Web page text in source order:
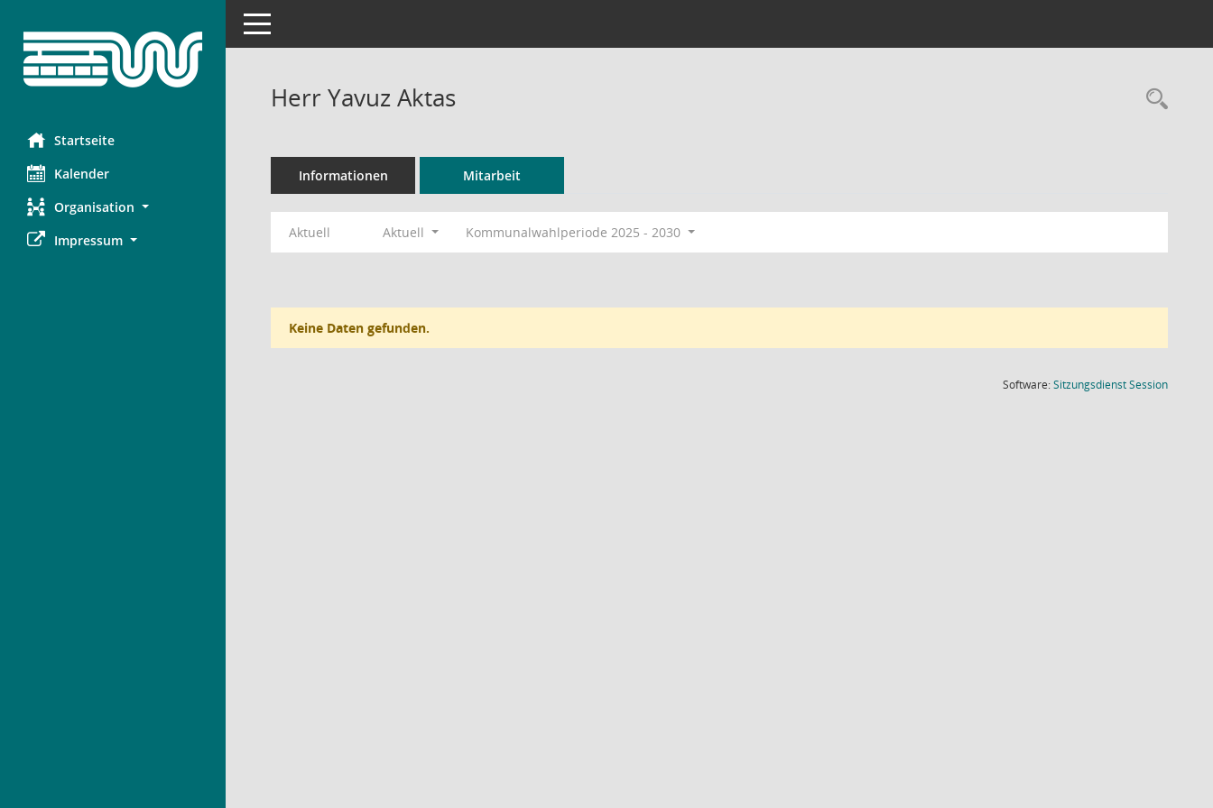
Startseite
Kalender
Organisation
Impressum
Toggle navigation
Herr Yavuz Aktas
Informationen Mitarbeit
Aktuell Aktuell Kommunalwahlperiode 2025 - 2030
Keine Daten gefunden.
Software:SitzungsdienstSession(Wird in